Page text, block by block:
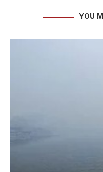
YOU